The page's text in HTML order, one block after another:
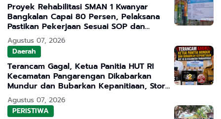
Proyek Rehabilitasi SMAN 1 Kwanyar
Bangkalan Capai 80 Persen, Pelaksana
Pastikan Pekerjaan Sesuai SOP dan
Transparan
Agustus 07, 2026
Daerah
Terancam Gagal, Ketua Panitia HUT RI
Kecamatan Pangarengan Dikabarkan
Mundur dan Bubarkan Kepanitiaan, Story
WhatsApp ASN Jadi Sorotan
Agustus 07, 2026
PERISTIWA